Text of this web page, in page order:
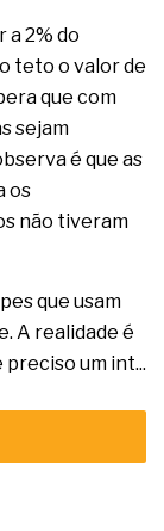
a 2% do
teto o valor de
que com
sejam
é que as
os
não tiveram
que usam
A realidade é
um int...